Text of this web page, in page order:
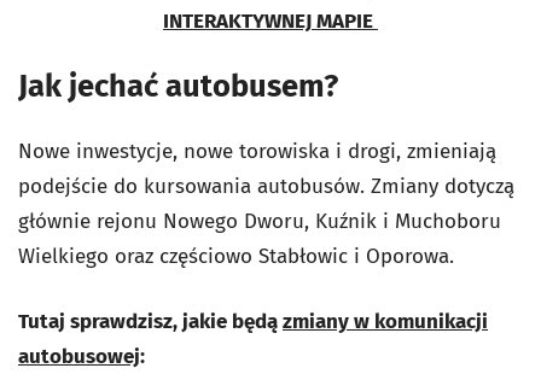
INTERAKTYWNEJ MAPIE
Jak jechać autobusem?
Nowe inwestycje, nowe torowiska i drogi, zmieniają
podejście do kursowania autobusów. Zmiany dotyczą
głównie rejonu Nowego Dworu, Kuźnik i Muchoboru
Wielkiego oraz częściowo Stabłowic i Oporowa.
Tutaj sprawdzisz, jakie będązmiany w komunikacji
autobusowej: